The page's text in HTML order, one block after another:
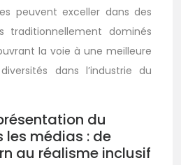
peuvent exceller dans des
traditionnellement dominés
la voie à une meilleure
dans l’industrie du
du
médias : de
au réalisme inclusif